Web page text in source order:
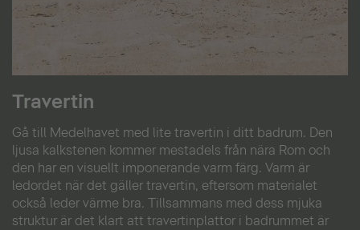
Travertin
Gå till Medelhavet med lite travertin i ditt badrum. Den
ljusa kalkstenen kommer mestadels från nära Rom och
den har en visuellt imponerande varm färg. Varm är
ledordet när det gäller travertin, eftersom materialet
också leder värme bra. Tillsammans med dess mjuka
struktur är det klart att travertinplattor i badrummet är